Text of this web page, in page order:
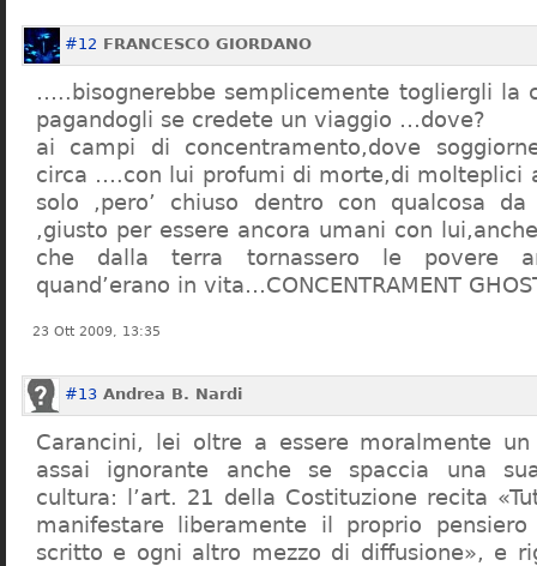
#12 FRANCESCO GIORDANO
…..bisognerebbe semplicemente togliergli la
pagandogli se credete un viaggio …dove?
ai campi di concentramento,dove
circa ….con lui profumi di morte,di molteplici
solo ,pero’ chiuso dentro con qualcosa
,giusto per essere ancora umani con
che dalla terra tornassero le povere
quand’erano in vita…CONCENTRAMENT
23 Ott 2009, 13:35
#13 Andrea B. Nardi
Carancini, lei oltre a essere moralmente
assai ignorante anche se spaccia una
cultura: l’art. 21 della Costituzione recita
manifestare liberamente il proprio
scritto e ogni altro mezzo di diffusione», e